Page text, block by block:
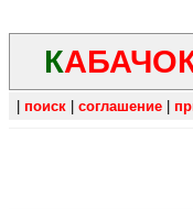
К
поиск соглашение